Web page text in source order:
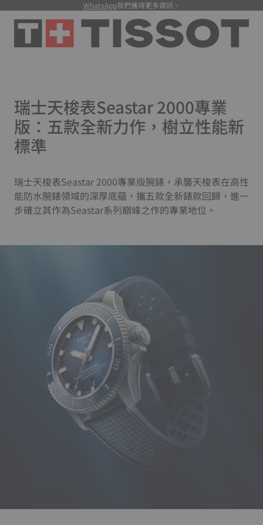
WhatsApp我們獲得更多資訊。
瑞士天梭表Seastar 2000專業
版：五款全新力作，樹立性能新
標準
瑞士天梭表Seastar 2000專業版腕錶，承襲天梭表在高性
能防水腕錶領域的深厚底蘊，攜五款全新錶款回歸，進一
步確立其作為Seastar系列巔峰之作的專業地位。